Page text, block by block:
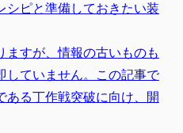
シピと準備しておきたい装
ますが、情報の古いものも
していません。この記事で
ある丁作戦突破に向け、開